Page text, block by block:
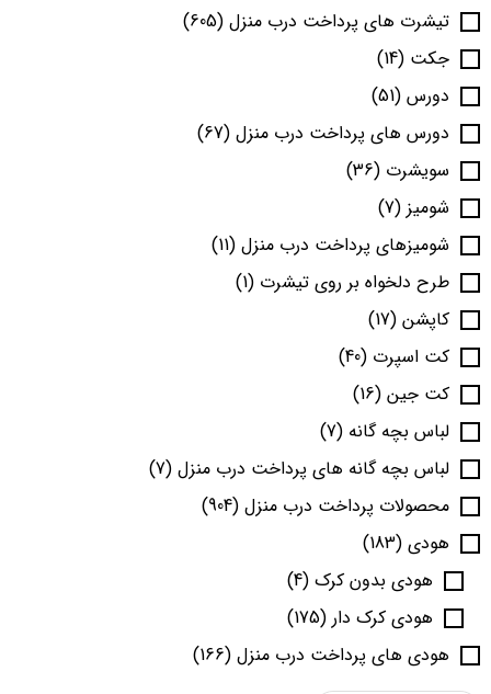
تیشرت های پرداخت درب منزل (605)
جکت (14)
دورس (51)
دورس های پرداخت درب منزل (67)
سویشرت (36)
شومیز (7)
شومیزهای پرداخت درب منزل (11)
طرح دلخواه بر روی تیشرت (1)
کاپشن (17)
کت اسپرت (40)
کت جین (16)
لباس بچه گانه (7)
لباس بچه گانه های پرداخت درب منزل (7)
محصولات پرداخت درب منزل (904)
هودی (183)
هودی بدون کرک (4)
هودی کرک دار (175)
هودی های پرداخت درب منزل (166)